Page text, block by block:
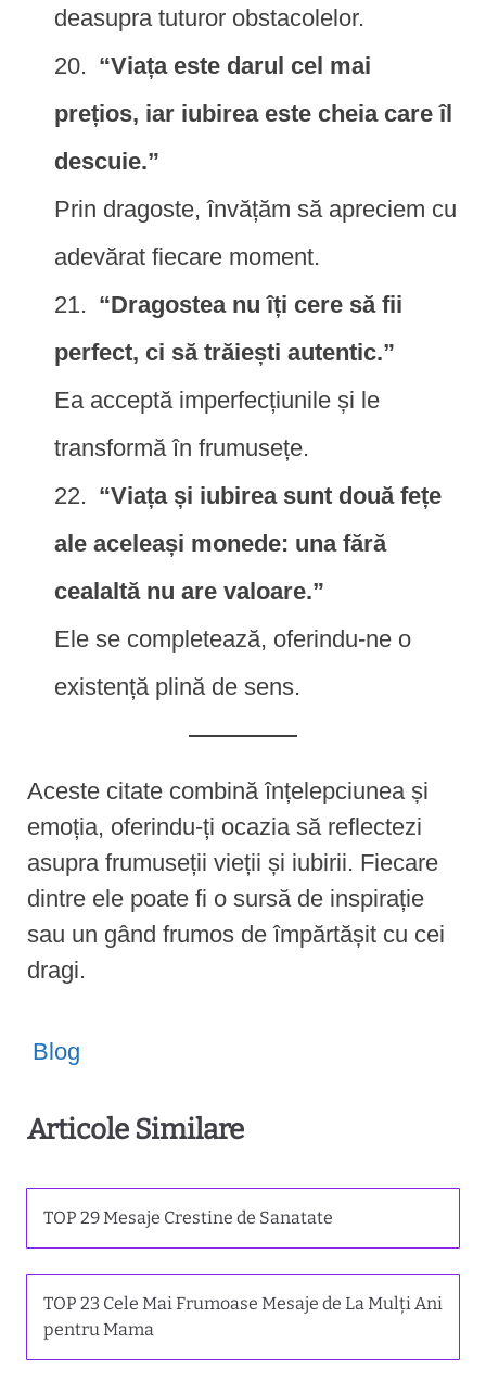
deasupra tuturor obstacolelor.
“Viața este darul cel mai
prețios, iar iubirea este cheia care îl
descuie.”
Prin dragoste, învățăm să apreciem cu
adevărat fiecare moment.
“Dragostea nu îți cere să fii
perfect, ci să trăiești autentic.”
Ea acceptă imperfecțiunile și le
transformă în frumusețe.
“Viața și iubirea sunt două fețe
ale aceleași monede: una fără
cealaltă nu are valoare.”
Ele se completează, oferindu-ne o
existență plină de sens.
Aceste citate combină înțelepciunea și
emoția, oferindu-ți ocazia să reflectezi
asupra frumuseții vieții și iubirii. Fiecare
dintre ele poate fi o sursă de inspirație
sau un gând frumos de împărtășit cu cei
dragi.
Blog
Articole Similare
TOP 29 Mesaje Crestine de Sanatate
TOP 23 Cele Mai Frumoase Mesaje de La Mulți Ani
pentru Mama